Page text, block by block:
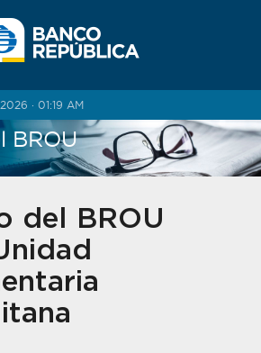
· 01:19 AM
BROU
del BROU